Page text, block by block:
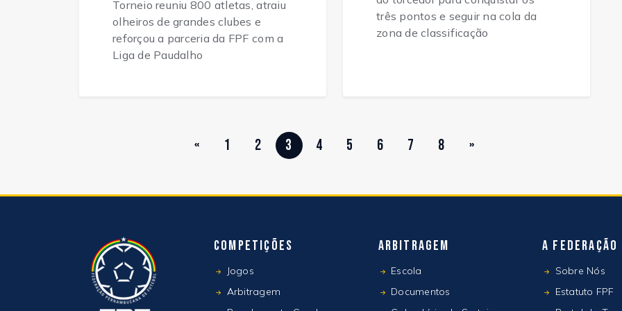
Torneio reuniu 800 atletas, atraiu
olheiros de grandes clubes e
reforçou a parceria da FPF com a
Liga de Paudalho
três pontos e seguir na cola da
zona de classificação
« 1 2 3 4 5 6 7 8 »
Competições
Jogos
Arbitragem
Arbitragem
Escola
Documentos
A Federação
Sobre Nós
Estatuto FPF